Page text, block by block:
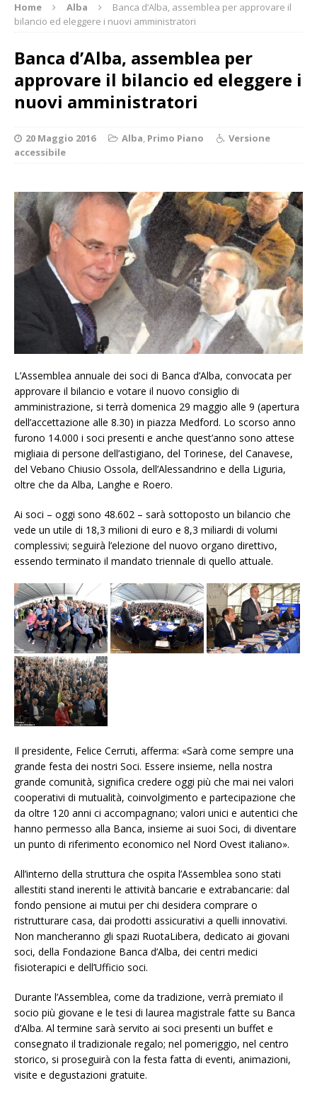
Home Alba
Banca d’Alba, assemblea per approvare il
bilancio ed eleggere i nuovi amministratori
Banca d’Alba, assemblea per
approvare il bilancio ed eleggere i
nuovi amministratori
20 Maggio 2016 Alba, Primo Piano
Versione
accessibile
L’Assemblea annuale dei soci di Banca d’Alba, convocata per
approvare il bilancio e votare il nuovo consiglio di
amministrazione, si terrà domenica 29 maggio alle 9 (apertura
dell’accettazione alle 8.30) in piazza Medford. Lo scorso anno
furono 14.000 i soci presenti e anche quest’anno sono attese
migliaia di persone dell’astigiano, del Torinese, del Canavese,
del Vebano Chiusio Ossola, dell’Alessandrino e della Liguria,
oltre che da Alba, Langhe e Roero.
Ai soci – oggi sono 48.602 – sarà sottoposto un bilancio che
vede un utile di 18,3 milioni di euro e 8,3 miliardi di volumi
complessivi; seguirà l’elezione del nuovo organo direttivo,
essendo terminato il mandato triennale di quello attuale.
Il presidente, Felice Cerruti, afferma: «Sarà come sempre una
grande festa dei nostri Soci. Essere insieme, nella nostra
grande comunità, significa credere oggi più che mai nei valori
cooperativi di mutualità, coinvolgimento e partecipazione che
da oltre 120 anni ci accompagnano; valori unici e autentici che
hanno permesso alla Banca, insieme ai suoi Soci, di diventare
un punto di riferimento economico nel Nord Ovest italiano».
All’interno della struttura che ospita l’Assemblea sono stati
allestiti stand inerenti le attività bancarie e extrabancarie: dal
fondo pensione ai mutui per chi desidera comprare o
ristrutturare casa, dai prodotti assicurativi a quelli innovativi.
Non mancheranno gli spazi RuotaLibera, dedicato ai giovani
soci, della Fondazione Banca d’Alba, dei centri medici
fisioterapici e dell’Ufficio soci.
Durante l’Assemblea, come da tradizione, verrà premiato il
socio più giovane e le tesi di laurea magistrale fatte su Banca
d’Alba. Al termine sarà servito ai soci presenti un buffet e
consegnato il tradizionale regalo; nel pomeriggio, nel centro
storico, si proseguirà con la festa fatta di eventi, animazioni,
visite e degustazioni gratuite.